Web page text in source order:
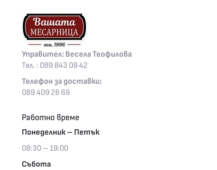
Управител: Весела Теофилова
Тел. : 089 843 09 42
Телефон за доставки:
089 409 26 69
Работно време
Понеделник – Петък
08:30 – 19:00
Събота